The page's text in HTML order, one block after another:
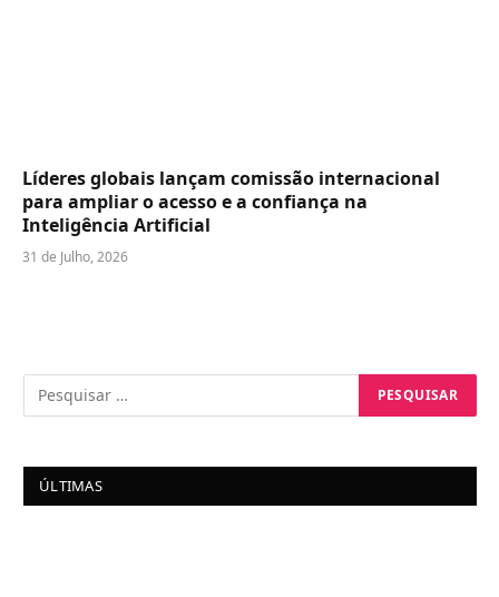
Líderes globais lançam comissão internacional
para ampliar o acesso e a confiança na
Inteligência Artificial
31 de Julho, 2026
ÚLTIMAS